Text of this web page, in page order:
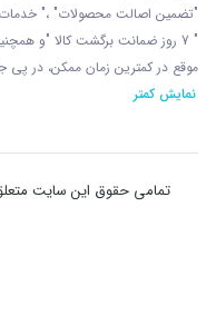
"تضمين اصالت محصولات" ،"
" 7 روز ضمانت برگشت کالا "و
موقع در کمترين زمان ممکن، در
نمایش کمتر
تمامی حقوق این سایت